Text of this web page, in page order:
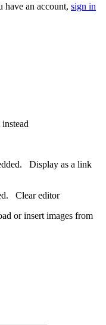
have an account, sign in
Display as a link
Clear editor
or insert images from